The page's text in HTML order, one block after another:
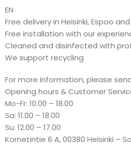
EN
Free delivery in Helsinki, Espoo
Free installation with our
Cleaned and disinfected with
We support recycling
For more information, please
Opening hours & Customer
Mo-Fr: 10.00 – 18.00
Sa: 11.00 – 18.00
Su: 12.00 – 17.00
Kornetintie 6 A, 00380 Helsinki –